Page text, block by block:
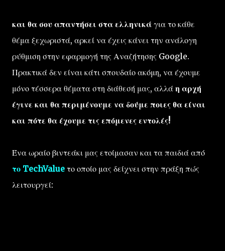
και θα σου απαντήσει στα ελληνικά για το κάθε
θέμα ξεχωριστά, αρκεί να έχεις κάνει την ανάλογη
ρύθμιση στην εφαρμογή της Αναζήτησης Google.
Πρακτικά δεν είναι κάτι σπουδαίο ακόμη, να έχουμε
μόνο τέσσερα θέματα στη διάθεσή μας, αλλά η αρχή
έγινε και θα περιμένουμε να δούμε ποιες θα είναι
και πότε θα έχουμε τις επόμενες εντολές!
Ένα ωραίο βιντεάκι μας ετοίμασαν και τα παιδιά από
το TechValue το οποίο μας δείχνει στην πράξη πώς
λειτουργεί: